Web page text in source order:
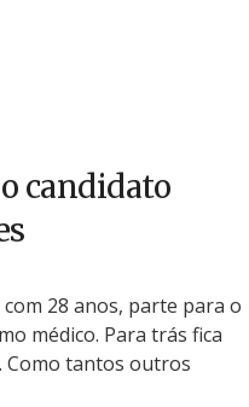
candidato
28 anos, parte para o
médico. Para trás fica
Como tantos outros